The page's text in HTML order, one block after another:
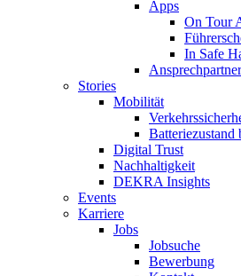
Apps
On Tour
In Safe
Ansprechpartner
Stories
Mobilität
Batteriezustand
Digital Trust
Nachhaltigkeit
DEKRA Insights
Events
Karriere
Jobs
Jobsuche
Bewerbung